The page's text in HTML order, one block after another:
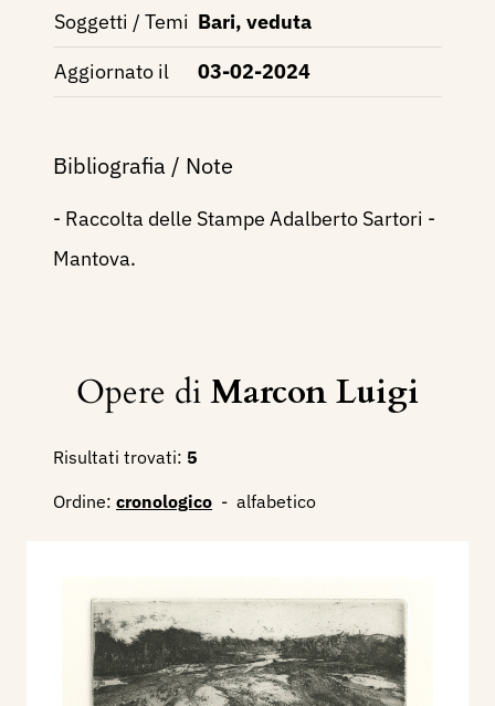
Soggetti / Temi Bari, veduta
Aggiornato il
03-02-2024
Bibliografia / Note
- Raccolta delle Stampe Adalberto Sartori -
Mantova.
Opere diMarcon Luigi
Risultati trovati: 5
Ordine: cronologico - alfabetico